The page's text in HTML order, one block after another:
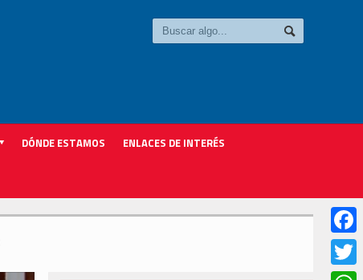
DÓNDE ESTAMOS ENLACES DE INTERÉS
Twitter